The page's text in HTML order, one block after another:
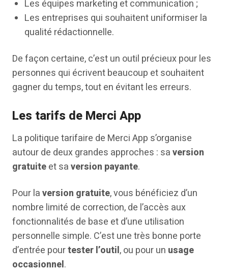
Les équipes marketing et communication ;
Les entreprises qui souhaitent uniformiser la
qualité rédactionnelle.
De façon certaine, c’est un outil précieux pour les
personnes qui écrivent beaucoup et souhaitent
gagner du temps, tout en évitant les erreurs.
Les tarifs de Merci App
La politique tarifaire de Merci App s’organise
autour de deux grandes approches : saversion
gratuiteet saversion payante.
Pour laversion gratuite, vous bénéficiez d’un
nombre limité de correction, de l’accès aux
fonctionnalités de base et d’une utilisation
personnelle simple. C’est une très bonne porte
d’entrée pourtester l’outil, ou pour un usage
occasionnel.